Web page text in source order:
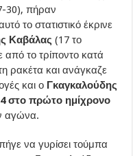
30), πήραν
το στατιστικό έκρινε
Καβάλας (17 το
το τρίποντο κατά
ρακέτα και ανάγκαζε
και ο Γκαγκαλούδης
στο πρώτο ημίχρονο
αγώνα.
να γυρίσει τούμπα